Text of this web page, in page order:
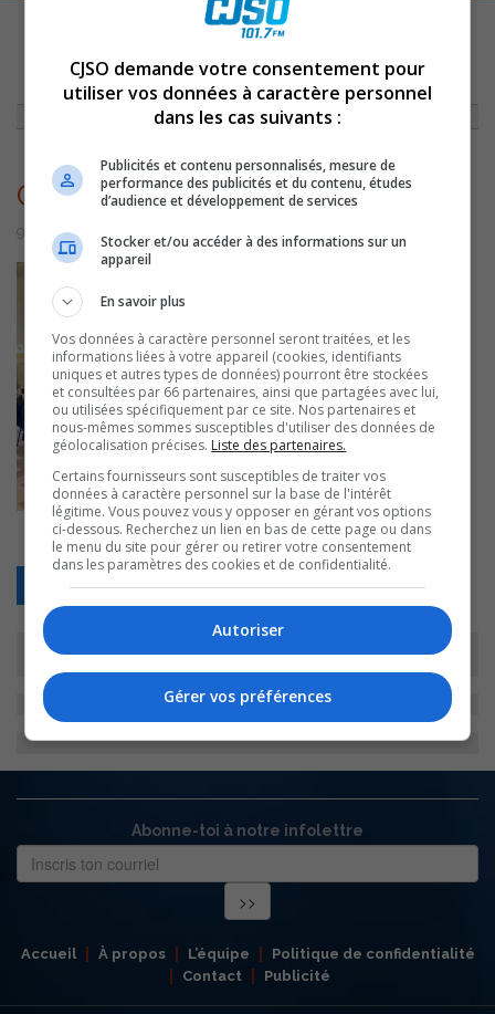
ACCUEIL »ACTUALITÉS»SOREL-TRACY: LES CANDIDATS À LA MAIRIE
INVITÉS DU COMMUNAUTAIRE
CANDIDATSCDC
CandidatsCDC
9 novembre 2022 | Par Sylvain Rochon
Retour
Abonne-toi à notre infolettre
Accueil À propos L’équipe
Politique de confidentialité
Contact
Publicité
CJSO demande votre consentement pour
utiliser vos données à caractère personnel
dans les cas suivants :
Publicités et contenu personnalisés, mesure de
performance des publicités et du contenu, études
d’audience et développement de services
Stocker et/ou accéder à des informations sur un
appareil
En savoir plus
Vos données à caractère personnel seront traitées, et les
informations liées à votre appareil (cookies, identifiants
uniques et autres types de données) pourront être stockées
et consultées par 66 partenaires, ainsi que partagées avec lui,
ou utilisées spécifiquement par ce site. Nos partenaires et
nous-mêmes sommes susceptibles d'utiliser des données de
géolocalisation précises. Liste des partenaires.
Certains fournisseurs sont susceptibles de traiter vos
données à caractère personnel sur la base de l'intérêt
légitime. Vous pouvez vous y opposer en gérant vos options
ci-dessous. Recherchez un lien en bas de cette page ou dans
le menu du site pour gérer ou retirer votre consentement
dans les paramètres des cookies et de confidentialité.
Autoriser
Gérer vos préférences